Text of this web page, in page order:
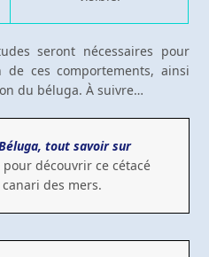
seront nécessaires pour
ces comportements, ainsi
du béluga. À suivre…
tout savoir sur
pour découvrir ce cétacé
des mers.